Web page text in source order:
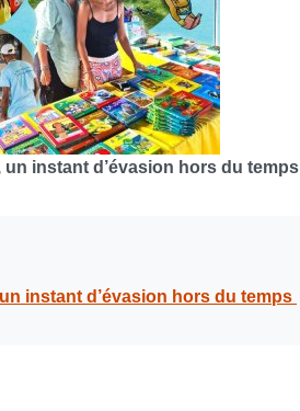
un instant d’évasion hors du temps
instant d’évasion hors du temps